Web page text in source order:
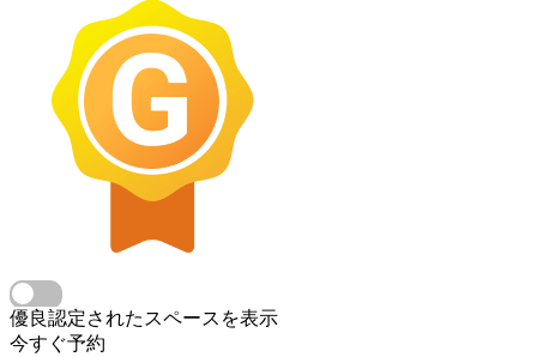
優良認定されたスペースを表示
今すぐ予約